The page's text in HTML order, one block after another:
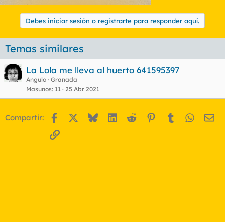
Debes iniciar sesión o registrarte para responder aquí.
Temas similares
La Lola me lleva al huerto 641595397
Angulo Granada
Masunos 11 25 Abr 2021
Compartir: Facebook BlueskyLinkedIn
Reddit Pinterest
Tumblr
Enlace